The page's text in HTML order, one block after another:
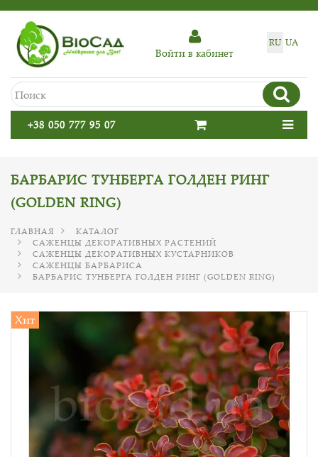
RU UA
Войти в кабинет
+38 050 777 95 07
БАРБАРИС ТУНБЕРГА ГОЛДЕН РИНГ
(GOLDEN RING)
ГЛАВНАЯ
КАТАЛОГ
САЖЕНЦЫ ДЕКОРАТИВНЫХ РАСТЕНИЙ
САЖЕНЦЫ ДЕКОРАТИВНЫХ КУСТАРНИКОВ
САЖЕНЦЫ БАРБАРИСА
БАРБАРИС ТУНБЕРГА ГОЛДЕН РИНГ (GOLDEN RING)
Хит